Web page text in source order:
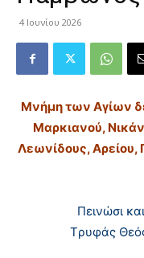
4 Ιουνίου 2026
Μνήμη των Aγίων
Mαρκιανού,
Λεωνίδους, Aρείου,
Πεινώσι
Tρυφάς